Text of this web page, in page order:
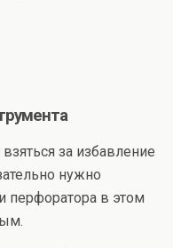
за избавление
нужно
перфоратора в этом